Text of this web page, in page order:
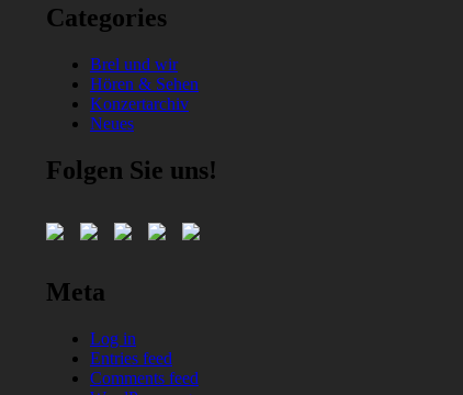
Categories
Brel und wir
Hören & Sehen
Konzertarchiv
Neues
Folgen Sie uns!
Meta
Log in
Entries feed
Comments feed